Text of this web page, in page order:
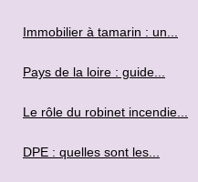
Immobilier à tamarin : un...
Pays de la loire : guide...
Le rôle du robinet incendie...
DPE : quelles sont les...